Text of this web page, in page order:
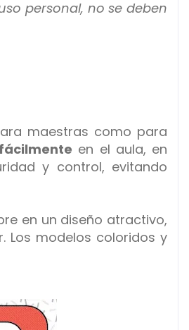
personal, no se deben
maestras como para
en el aula, en
y control, evitando
en un diseño atractivo,
Los modelos coloridos y